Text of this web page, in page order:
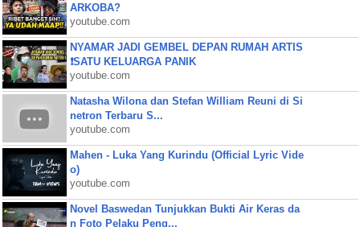
ARKOBA?
youtube.com
NYAMAR JADI GEMBEL DEPAN RUMAH ARTIS
❗SATU KELUARGA PANIK
youtube.com
Natasha Wilona dan Stefan William Reuni di Si
netron Terbaru S...
youtube.com
Mahen - Luka Yang Kurindu (Official Lyric Vide
o)
youtube.com
Novel Baswedan Tunjukkan Bukti Air Keras da
n Foto Pelaku Peng...